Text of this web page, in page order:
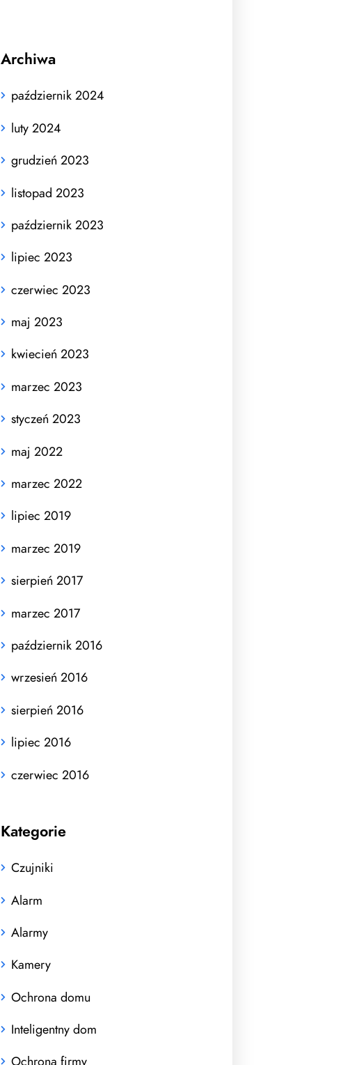
Archiwa
październik 2024
luty 2024
grudzień 2023
listopad 2023
październik 2023
lipiec 2023
czerwiec 2023
maj 2023
kwiecień 2023
marzec 2023
styczeń 2023
maj 2022
marzec 2022
lipiec 2019
marzec 2019
sierpień 2017
marzec 2017
październik 2016
wrzesień 2016
sierpień 2016
lipiec 2016
czerwiec 2016
Kategorie
Czujniki
Alarm
Alarmy
Kamery
Ochrona domu
Inteligentny dom
Ochrona firmy